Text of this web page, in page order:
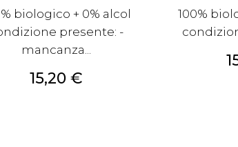
biologico + 0% alcol
presente: -
mancanza...
Prezzo
15,20 €
100%